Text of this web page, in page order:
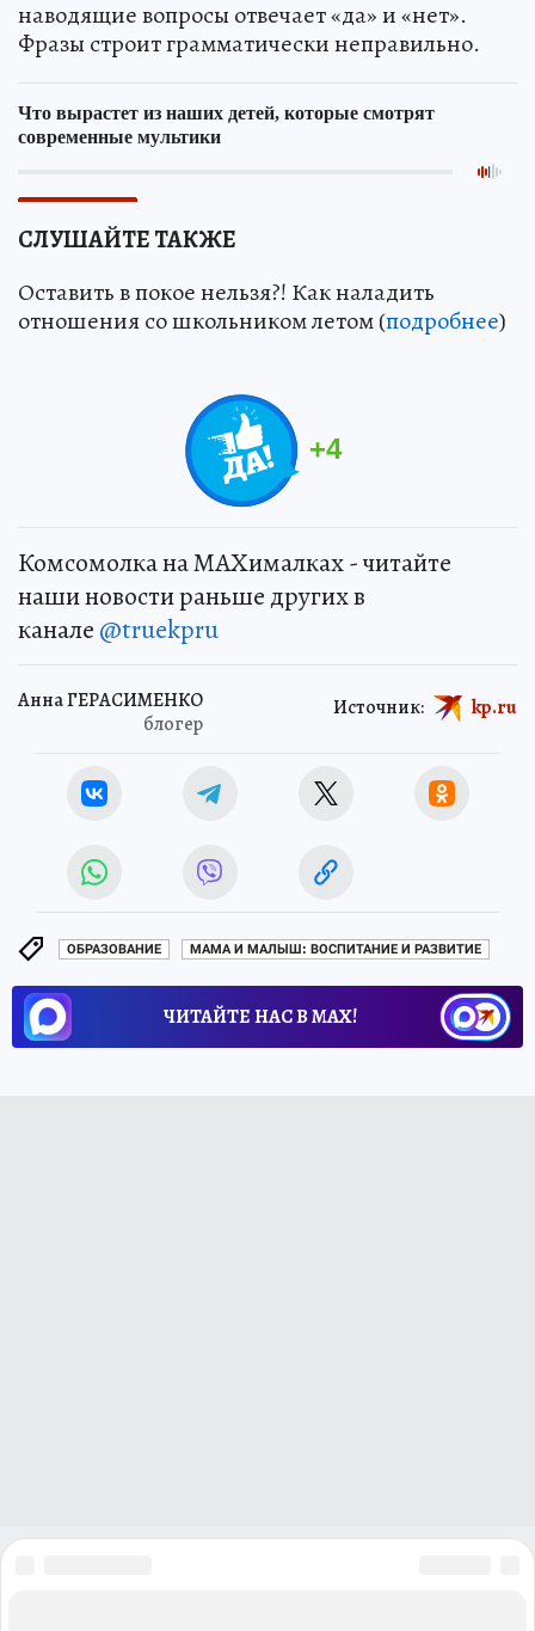
наводящие вопросы отвечает «да» и «нет».
Фразы строит грамматически неправильно.
СЛУШАЙТЕ ТАКЖЕ
Оставить в покое нельзя?! Как наладить
отношения со школьником летом (подробнее)
+4
Комсомолка на MAXималках - читайте
наши новости раньше других в
канале @truekpru
Анна ГЕРАСИМЕНКО
блогер
Источник: kp.ru
ОБРАЗОВАНИЕ МАМА И МАЛЫШ: ВОСПИТАНИЕ И РАЗВИТИЕ
ЧИТАЙТЕ НАС В МАХ!